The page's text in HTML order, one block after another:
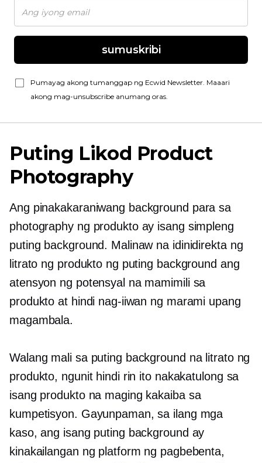
sumuskribi
Pumayag akong tumanggap ng Ecwid Newsletter. Maaari
akong mag-unsubscribe anumang oras.
Puting Likod Product
Photography
Ang pinakakaraniwang background para sa
photography ng produkto ay isang simpleng
puting background. Malinaw na idinidirekta ng
litrato ng produkto ng puting background ang
atensyon ng potensyal na mamimili sa
produkto at hindi nag-iiwan ng marami upang
magambala.
Walang mali sa puting background na litrato ng
produkto, ngunit hindi rin ito nakakatulong sa
isang produkto na maging kakaiba sa
kumpetisyon. Gayunpaman, sa ilang mga
kaso, ang isang puting background ay
kinakailangan ng platform ng pagbebenta,